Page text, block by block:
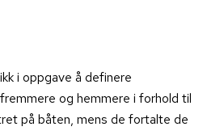
i oppgave å definere
og hemmere i forhold til
på båten, mens de fortalte de